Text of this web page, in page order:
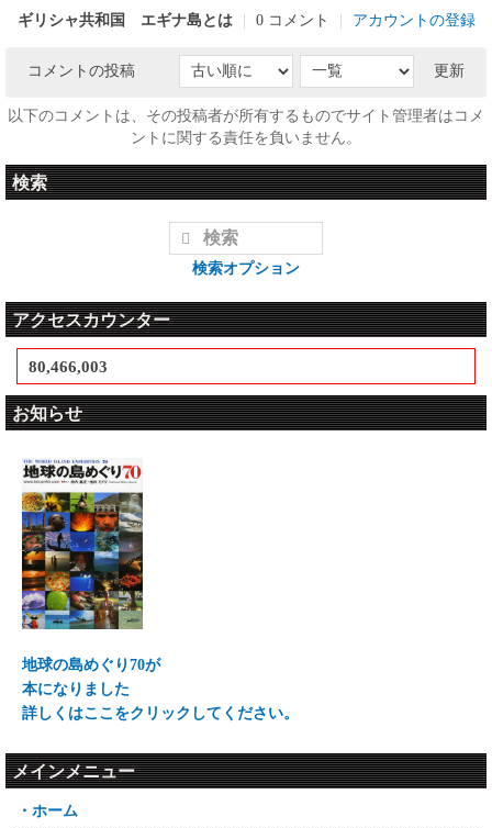
ギリシャ共和国 エギナ島とは 0 コメント アカウントの登録
コメントの投稿 更新
以下のコメントは、その投稿者が所有するものでサイト管理者はコメ
ントに関する責任を負いません。
検索
検索オプション
アクセスカウンター
80,466,003
お知らせ
地球の島めぐり70が
本になりました
詳しくはここをクリックしてください。
メインメニュー
・ホーム